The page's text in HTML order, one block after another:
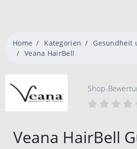
Home Kategorien
Gesundheit
Veana HairBell
Shop-
Veana HairBell